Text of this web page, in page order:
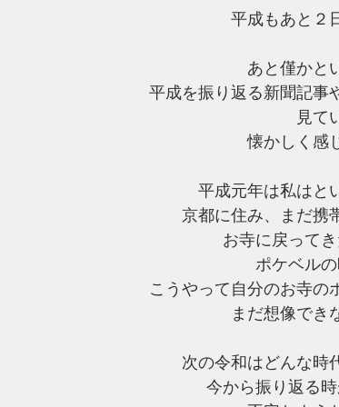
平成もあと２
あと僅かと
平成を振り返る新聞記事
見て
懐かしく感
平成元年は私はと
京都に住み、まだ携
お寺に戻って
ポケベル
こうやって自分のお寺の
まだ想像でき
次の令和はどんな時
今から振り返る